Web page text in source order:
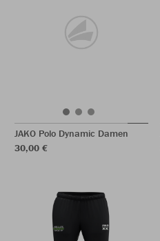
JAKO Polo Dynamic Damen
30,00 €